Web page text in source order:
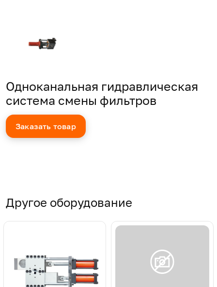
Одноканальная гидравлическая
система смены фильтров
Заказать товар
Другое оборудование